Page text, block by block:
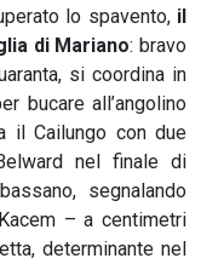
lo spavento, il
di Mariano: bravo
si coordina in
bucare all’angolino
il Cailungo con due
nel finale di
segnalando
– a centimetri
determinante nel